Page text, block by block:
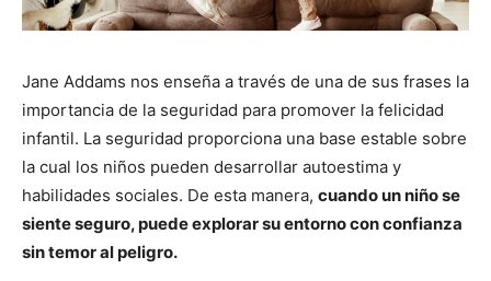
Jane Addams nos enseña a través de una de sus frases la
importancia de la seguridad para promover la felicidad
infantil. La seguridad proporciona una base estable sobre
la cual los niños pueden desarrollar autoestima y
habilidades sociales. De esta manera, cuando un niño se
siente seguro, puede explorar su entorno con confianza
sin temor al peligro.